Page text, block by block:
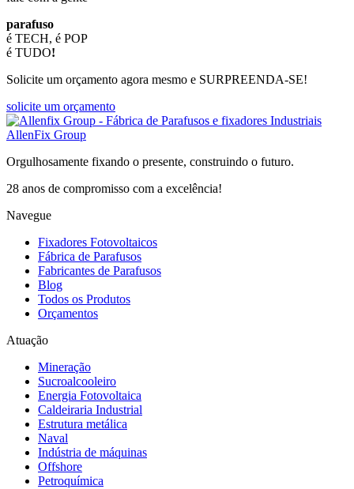
parafuso
é TECH, é POP
é TUDO!
Solicite um orçamento agora mesmo e SURPREENDA-SE!
solicite um orçamento
AllenFix Group
Orgulhosamente fixando o presente, construindo o futuro.
28 anos de compromisso com a excelência!
Navegue
Fixadores Fotovoltaicos
Fábrica de Parafusos
Fabricantes de Parafusos
Blog
Todos os Produtos
Orçamentos
Atuação
Mineração
Sucroalcooleiro
Energia Fotovoltaica
Caldeiraria Industrial
Estrutura metálica
Naval
Indústria de máquinas
Offshore
Petroquímica